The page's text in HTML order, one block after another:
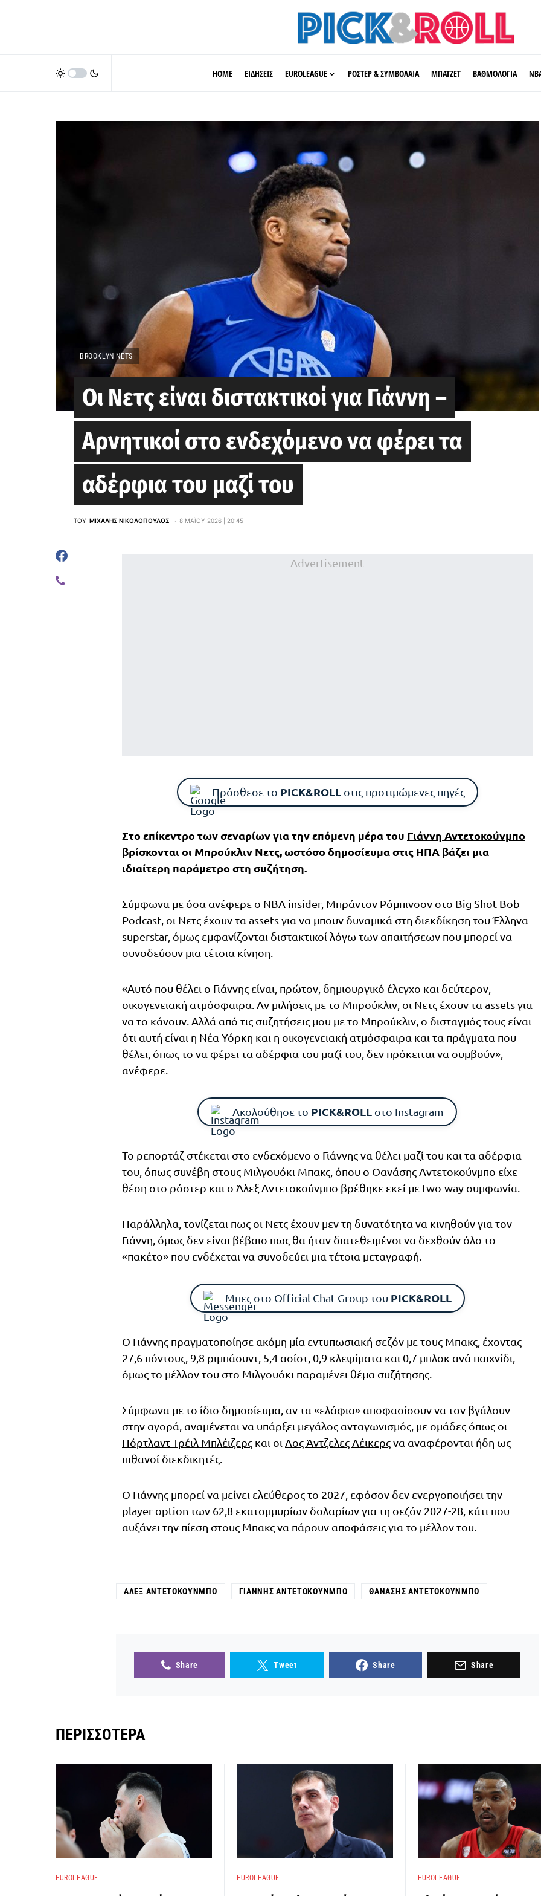
HOME ΕΙΔΗΣΕΙΣ EUROLEAGUE ΡΟΣΤΕΡ & ΣΥΜΒΟΛΑΙΑ ΜΠΑΤΖΕΤ ΒΑΘΜΟΛΟΓΙΑ
BROOKLYN NETS
Οι Νετς είναι διστακτικοί για Γιάννη –
Αρνητικοί στο ενδεχόμενο να φέρει τα
αδέρφια του μαζί του
ΤΟΥ ΜΙΧΆΛΗΣ ΝΙΚΟΛΌΠΟΥΛΟΣ 8 ΜΑΪ́ΟΥ 2026 | 20:45
Advertisement
Πρόσθεσε το PICK&ROLLστις προτιμώμενες πηγές
Στο επίκεντρο των σεναρίων για την επόμενη μέρα του Γιάννη Αντετοκούνμπο
βρίσκονται οι Μπρούκλιν Νετς, ωστόσο δημοσίευμα στις ΗΠΑ βάζει μια
ιδιαίτερη παράμετρο στη συζήτηση.
Σύμφωνα με όσα ανέφερε ο NBA insider, Μπράντον Ρόμπινσον στο Big Shot Bob
Podcast, οι Νετς έχουν τα assets για να μπουν δυναμικά στη διεκδίκηση του Έλληνα
superstar, όμως εμφανίζονται διστακτικοί λόγω των απαιτήσεων που μπορεί να
συνοδεύουν μια τέτοια κίνηση.
«Αυτό που θέλει ο Γιάννης είναι, πρώτον, δημιουργικό έλεγχο και δεύτερον,
οικογενειακή ατμόσφαιρα. Αν μιλήσεις με το Μπρούκλιν, οι Νετς έχουν τα assets για
να το κάνουν. Αλλά από τις συζητήσεις μου με το Μπρούκλιν, ο δισταγμός τους είναι
ότι αυτή είναι η Νέα Υόρκη και η οικογενειακή ατμόσφαιρα και τα πράγματα που
θέλει, όπως το να φέρει τα αδέρφια του μαζί του, δεν πρόκειται να συμβούν»,
ανέφερε.
Ακολούθησε το PICK&ROLL στο Instagram
Το ρεπορτάζ στέκεται στο ενδεχόμενο ο Γιάννης να θέλει μαζί του και τα αδέρφια
του, όπως συνέβη στους Μιλγουόκι Μπακς, όπου ο Θανάσης Αντετοκούνμπο είχε
θέση στο ρόστερ και ο Άλεξ Αντετοκούνμπο βρέθηκε εκεί με two-way συμφωνία.
Παράλληλα, τονίζεται πως οι Νετς έχουν μεν τη δυνατότητα να κινηθούν για τον
Γιάννη, όμως δεν είναι βέβαιο πως θα ήταν διατεθειμένοι να δεχθούν όλο το
«πακέτο» που ενδέχεται να συνοδεύει μια τέτοια μεταγραφή.
Μπες στο Official Chat Group του PICK&ROLL
Ο Γιάννης πραγματοποίησε ακόμη μία εντυπωσιακή σεζόν με τους Μπακς, έχοντας
27,6 πόντους, 9,8 ριμπάουντ, 5,4 ασίστ, 0,9 κλεψίματα και 0,7 μπλοκ ανά παιχνίδι,
όμως το μέλλον του στο Μιλγουόκι παραμένει θέμα συζήτησης.
Σύμφωνα με το ίδιο δημοσίευμα, αν τα «ελάφια» αποφασίσουν να τον βγάλουν
στην αγορά, αναμένεται να υπάρξει μεγάλος ανταγωνισμός, με ομάδες όπως οι
Πόρτλαντ Τρέιλ Μπλέιζερς και οι Λος Άντζελες Λέικερςνα αναφέρονται ήδη ως
πιθανοί διεκδικητές.
Ο Γιάννης μπορεί να μείνει ελεύθερος το 2027, εφόσον δεν ενεργοποιήσει την
player option των 62,8 εκατομμυρίων δολαρίων για τη σεζόν 2027-28, κάτι που
αυξάνει την πίεση στους Μπακς να πάρουν αποφάσεις για το μέλλον του.
ΆΛΕΞ ΑΝΤΕΤΟΚΟΎΝΜΠΟ ΓΙΆΝΝΗΣ ΑΝΤΕΤΟΚΟΎΝΜΠΟ ΘΑΝΆΣΗΣ ΑΝΤΕΤΟΚΟΎΝΜΠΟ
Share Tweet Share Share
ΠΕΡΙΣΣΌΤΕΡΑ
EUROLEAGUE EUROLEAGUE EUROLEAGUE